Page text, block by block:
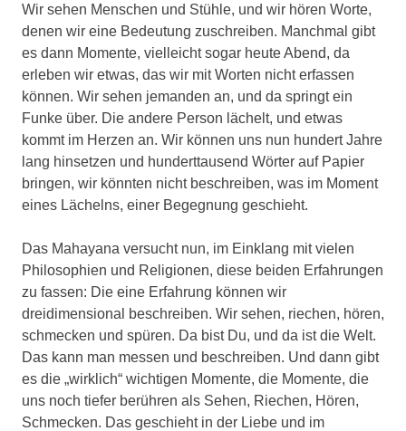
Wir sehen Menschen und Stühle, und wir hören Worte,
denen wir eine Bedeutung zuschreiben. Manchmal gibt
es dann Momente, vielleicht sogar heute Abend, da
erleben wir etwas, das wir mit Worten nicht erfassen
können. Wir sehen jemanden an, und da springt ein
Funke über. Die andere Person lächelt, und etwas
kommt im Herzen an. Wir können uns nun hundert Jahre
lang hinsetzen und hunderttausend Wörter auf Papier
bringen, wir könnten nicht beschreiben, was im Moment
eines Lächelns, einer Begegnung geschieht.
Das Mahayana versucht nun, im Einklang mit vielen
Philosophien und Religionen, diese beiden Erfahrungen
zu fassen: Die eine Erfahrung können wir
dreidimensional beschreiben. Wir sehen, riechen, hören,
schmecken und spüren. Da bist Du, und da ist die Welt.
Das kann man messen und beschreiben. Und dann gibt
es die „wirklich“ wichtigen Momente, die Momente, die
uns noch tiefer berühren als Sehen, Riechen, Hören,
Schmecken. Das geschieht in der Liebe und im